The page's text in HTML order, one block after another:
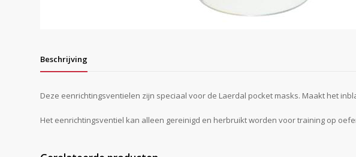
Beschrijving
Deze eenrichtingsventielen zijn speciaal voor de Laerdal pocket masks. Maakt het
Het eenrichtingsventiel kan alleen gereinigd en herbruikt worden voor training op